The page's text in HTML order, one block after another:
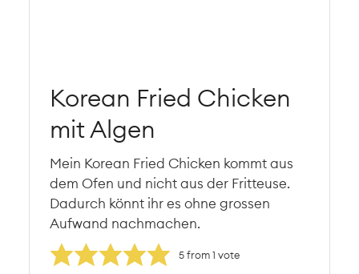
Korean Fried Chicken
mit Algen
Mein Korean Fried Chicken kommt aus
dem Ofen und nicht aus der Fritteuse.
Dadurch könnt ihr es ohne grossen
Aufwand nachmachen.
5from 1 vote